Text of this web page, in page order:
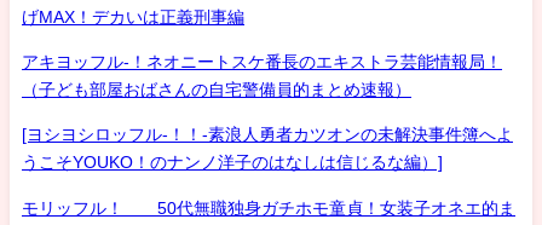
げMAX！デカいは正義刑事編
アキヨッフル-！ネオニートスケ番長のエキストラ芸能情報局！
（子ども部屋おばさんの自宅警備員的まとめ速報）
[ヨシヨシロッフル-！！-素浪人勇者カツオンの未解決事件簿へよ
うこそYOUKO！のナンノ洋子のはなしは信じるな編）]
モリッフル！ 50代無職独身ガチホモ童貞！女装子オネエ的ま